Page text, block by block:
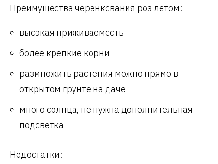
Преимущества черенкования роз летом:
высокая приживаемость
более крепкие корни
размножить растения можно прямо в
открытом грунте на даче
много солнца, не нужна дополнительная
подсветка
Недостатки: